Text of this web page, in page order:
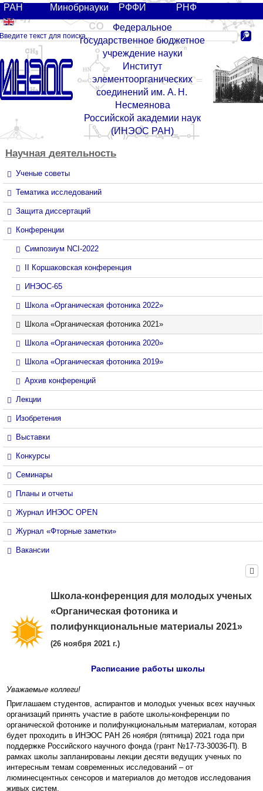
РАН Минобрнауки РФФИ
РНФ
Федеральное
государственное бюджетное
учреждение науки
Институт
элементоорганических
соединений им. А. Н.
Несмеянова
Российской академии наук
(ИНЭОС РАН)
Научная деятельность
Ученые советы
Тематика исследований
Защита диссертаций
Конференции
Симпозиум NCI-2022
II Коршаковская конференция
ИНЭОС-65
Школа «Органическая фотоника 2022»
Школа «Органическая фотоника 2021»
Школа «Органическая фотоника 2020»
Школа «Органическая фотоника 2019»
Архив конференций
Лекции
Изобретения
Выставки
Конкурсы
Семинары
Планы и отчеты
Журнал ИНЭОС OPEN
Журнал «Фторные заметки»
Вакансии
Школа-конференция для молодых ученых
«Органическая фотоника и
полифункциональные материалы 2021»
(26 ноября 2021 г.)
Расписание работы школы
Уважаемые коллеги!
Приглашаем студентов, аспирантов и молодых ученых всех научных
организаций принять участие в работе школы-конференции по
органической фотонике и полифункциональным материалам, которая
будет проходить в ИНЭОС РАН 26 ноября (пятница) 2021 года при
поддержке Российского научного фонда (грант №17-73-30036-П). В
рамках школы запланированы лекции десяти ведущих ученых по
интересным темам современных исследований – от
люминесцентных сенсоров и материалов до методов исследования
живых систем.